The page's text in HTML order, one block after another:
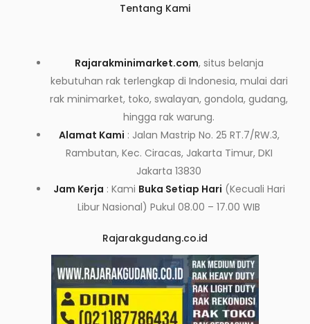
Tentang Kami
Rajarakminimarket.com, situs belanja
kebutuhan rak terlengkap di Indonesia, mulai dari
rak minimarket, toko, swalayan, gondola, gudang,
hingga rak warung.
Alamat Kami : Jalan Mastrip No. 25 RT.7/RW.3,
Rambutan, Kec. Ciracas, Jakarta Timur, DKI
Jakarta 13830
Jam Kerja : Kami Buka Setiap Hari (Kecuali Hari
Libur Nasional) Pukul 08.00 – 17.00 WIB
Rajarakgudang.co.id